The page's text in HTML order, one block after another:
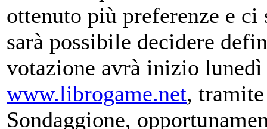
ottenuto più preferenze e ci
sarà possibile decidere
votazione avrà inizio
www.librogame.net,
Sondaggione,